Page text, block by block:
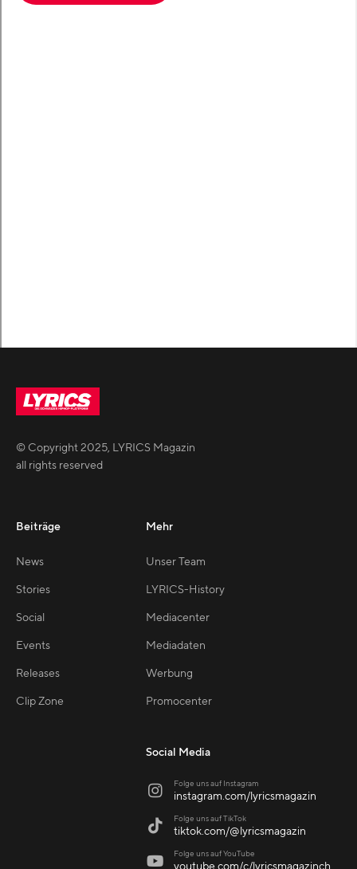
© Copyright2025, LYRICS Magazin
all rights reserved
Beiträge
News
Stories
Social
Events
Releases
Clip Zone
Mehr
Unser Team
LYRICS-History
Mediacenter
Mediadaten
Werbung
Promocenter
Social Media
 Folge uns auf Instagram
instagram.com/lyricsmagazin
 Folge uns auf TikTok
tiktok.com/@lyricsmagazin
 Folge uns auf YouTube